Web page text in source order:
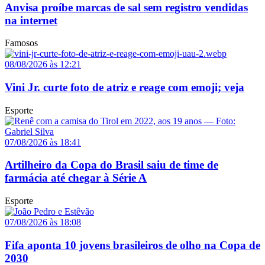
Anvisa proíbe marcas de sal sem registro vendidas
na internet
Famosos
08/08/2026 às 12:21
Vini Jr. curte foto de atriz e reage com emoji; veja
Esporte
07/08/2026 às 18:41
Artilheiro da Copa do Brasil saiu de time de
farmácia até chegar à Série A
Esporte
07/08/2026 às 18:08
Fifa aponta 10 jovens brasileiros de olho na Copa de
2030